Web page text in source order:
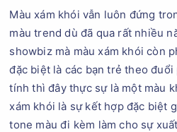
Màu xám khói vẫn luôn đứng
màu trend dù đã qua rất nhiều
showbiz mà màu xám khói còn
đặc biệt là các bạn trẻ theo
tính thì đây thực sự là một màu
xám khói là sự kết hợp đặc biệt
tone màu đi kèm làm cho sự